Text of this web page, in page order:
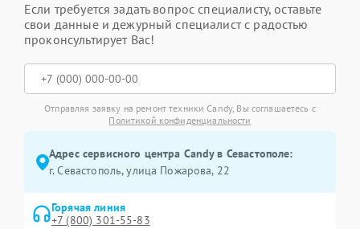
Если требуется задать вопрос специалисту, оставьте
свои данные и дежурный специалист с радостью
проконсультирует Вас!
Отправляя заявку на ремонт техники Candy, Вы соглашаетесь с
Политикой конфиденциальности
Адрес сервисного центра Candy в Севастополе:
г. Севастополь, улица Пожарова, 22
Горячая линия
+7 (800) 301-55-83